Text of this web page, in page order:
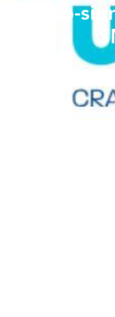
co-